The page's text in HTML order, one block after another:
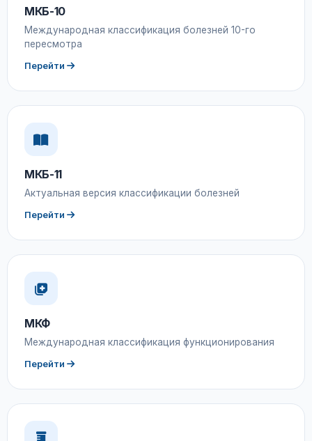
МКБ-10
Международная классификация болезней 10-го
пересмотра
Перейти
МКБ-11
Актуальная версия классификации болезней
Перейти
МКФ
Международная классификация функционирования
Перейти